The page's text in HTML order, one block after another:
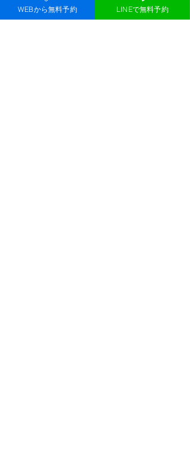
WEBから無料予約 LINEで無料予約